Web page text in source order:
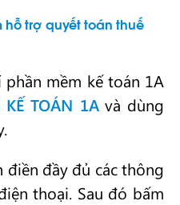
trợ quyết toán thuế
mềm kế toán 1A
TOÁN 1Avà dùng
điền đầy đủ các thông
thoại. Sau đó bấm